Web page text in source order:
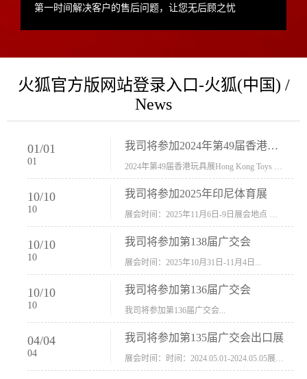
第一时间解决客户的售后问题，让您无后顾之忧
火狐官方版网站登录入口-火狐(中国) /
News
01/01
01
我司将参加2024年第49届香港玩具展Hong Kong Toys & Games Fair 欢迎新···
10/10
10
我司将参加2025年印尼体育展
10/10
10
我司将参加第138届广交会
展会时间：2025年10月31日-11月4日...
10/10
10
我司将参加第136届广交会
我司将参加第136届广交会...
04/04
04
我司将参加第135届广交会出口展
展会时间：时间：2024.05.01-2024.05.05展会地址：中国进出口商品交易会展馆福建康莱宝公司展位号12.1G37-38、H11-12，浙江康莱宝展位号17.1B23-24、C19-20...